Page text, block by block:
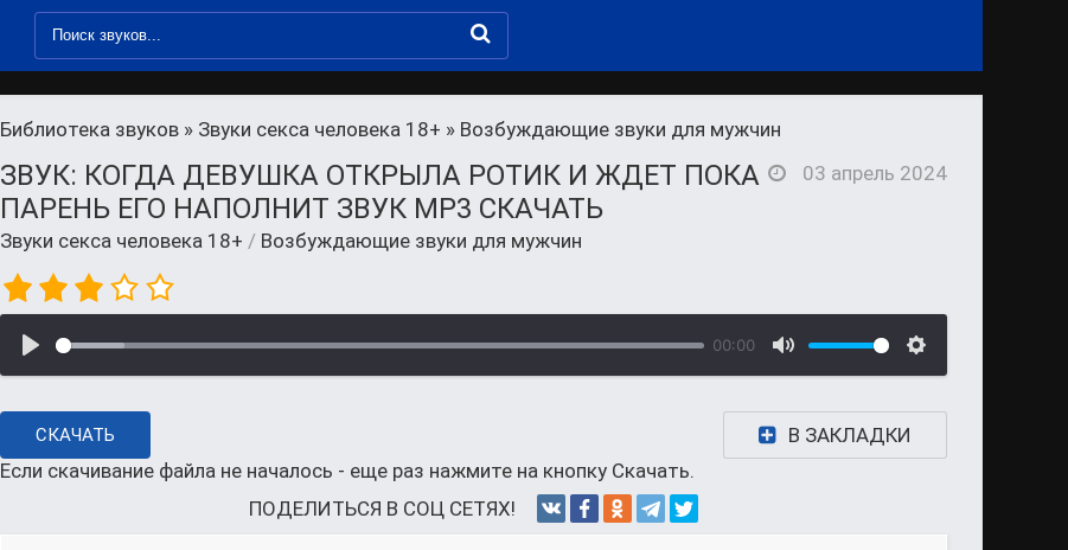
Библиотека звуков » Звуки секса человека 18+ » Возбуждающие звуки для мужчин
ЗВУК: КОГДА ДЕВУШКА ОТКРЫЛА РОТИК И ЖДЕТ ПОКА
ПАРЕНЬ ЕГО НАПОЛНИТ ЗВУК MP3 СКАЧАТЬ
Звуки секса человека 18+ / Возбуждающие звуки для мужчин
03 апрель 2024
00:00
СКАЧАТЬ
В ЗАКЛАДКИ
Если скачивание файла не началось - еще раз нажмите на кнопку Скачать.
ПОДЕЛИТЬСЯ В СОЦ СЕТЯХ!